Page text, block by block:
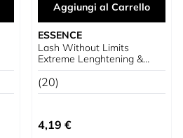
Aggiungi al Carrello
ESSENCE
Lash Without Limits
Extreme Lenghtening &
Volume Mascara
Waterproof
(20)
4,19 €